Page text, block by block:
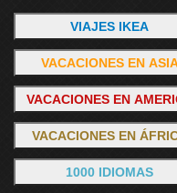
VIAJES IKEA
VACACIONES EN
VACACIONES EN
VACACIONES EN
1000 IDIOMAS